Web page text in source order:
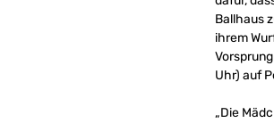
Ballhaus
ihrem
Uhr) auf
„Die